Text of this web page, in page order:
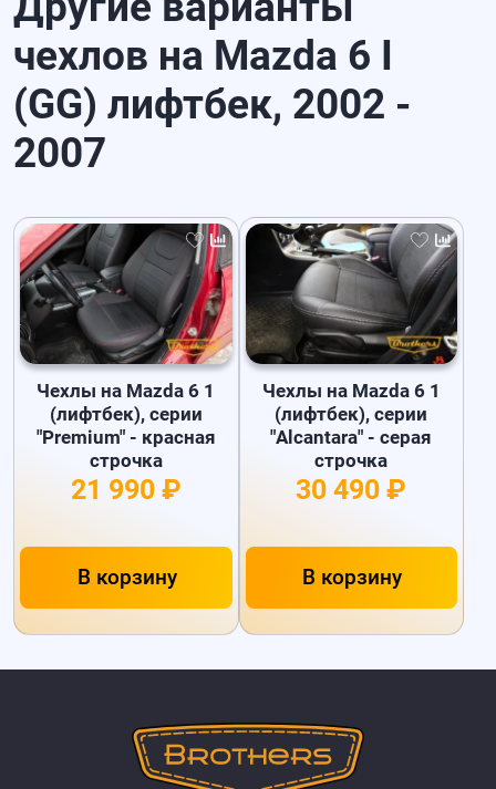
чехлов на Mazda 6 I
(GG) лифтбек, 2002 -
2007
Чехлы на Mazda 6 1
(лифтбек), серии
"Premium" - красная
строчка
21 990 ₽
В корзину
Чехлы на Mazda 6 1
(лифтбек), серии
"Alcantara" - серая
строчка
30 490 ₽
В корзину